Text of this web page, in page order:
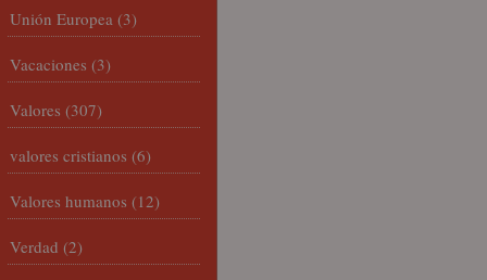
Unión Europea (3)
Vacaciones (3)
Valores (307)
valores cristianos (6)
Valores humanos (12)
Verdad (2)